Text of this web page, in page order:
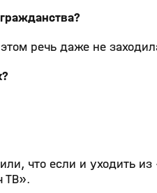
речь даже не
что если и уходить из
ТВ».